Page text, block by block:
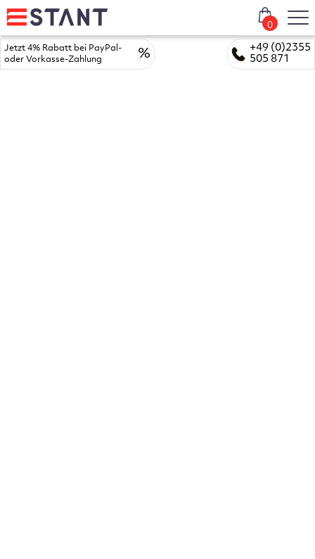
+49 (0)2355
505 871
Jetzt 4% Rabatt bei PayPal-
oder Vorkasse-Zahlung
%
0